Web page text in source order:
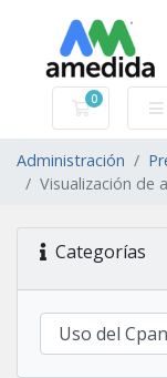
0
Carro de
Administración
Visualización de
Categorías